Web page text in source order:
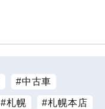
中古車
札幌 札幌本店